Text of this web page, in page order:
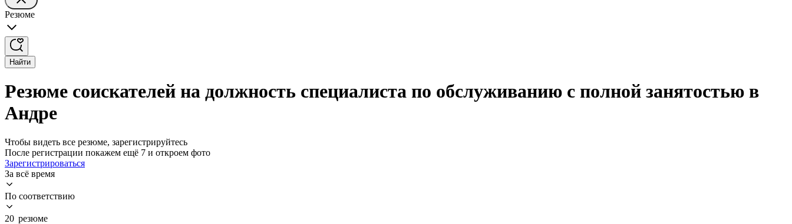
Резюме
Найти
Резюме соискателей на должность специалиста по обслуживанию с полной занятостью в
Андре
Чтобы видеть все резюме, зарегистрируйтесь
После регистрации покажем ещё 7 и откроем фото
Зарегистрироваться
За всё время
По соответствию
20 резюме